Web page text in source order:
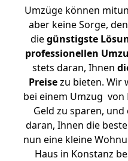
Umzüge können
aber keine Sorge,
diegünstigste
professionellen
stets daran, Ihnen
Preisezu bieten. Wir
bei einem Umzug von
Geld zu sparen,
daran, Ihnen die
nun eine kleine
Haus in Konstanz